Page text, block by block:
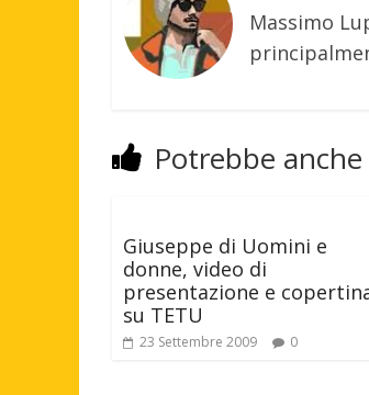
Massimo
Potrebbe
Giuseppe di Uomini e
donne, video di
presentazione e
su TETU
23 Settembre 2009 0